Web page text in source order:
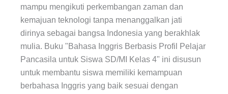
mampu mengikuti perkembangan zaman dan
kemajuan teknologi tanpa menanggalkan jati
dirinya sebagai bangsa Indonesia yang berakhlak
mulia. Buku "Bahasa Inggris Berbasis Profil Pelajar
Pancasila untuk Siswa SD/MI Kelas 4" ini disusun
untuk membantu siswa memiliki kemampuan
berbahasa Inggris yang baik sesuai dengan